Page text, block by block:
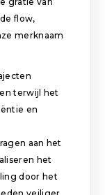
flow,
merknaam
terwijl het
en
aan het
het
door het